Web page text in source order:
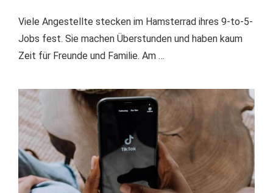
Viele Angestellte stecken im Hamsterrad ihres 9-to-5-
Jobs fest. Sie machen Überstunden und haben kaum
Zeit für Freunde und Familie. Am …